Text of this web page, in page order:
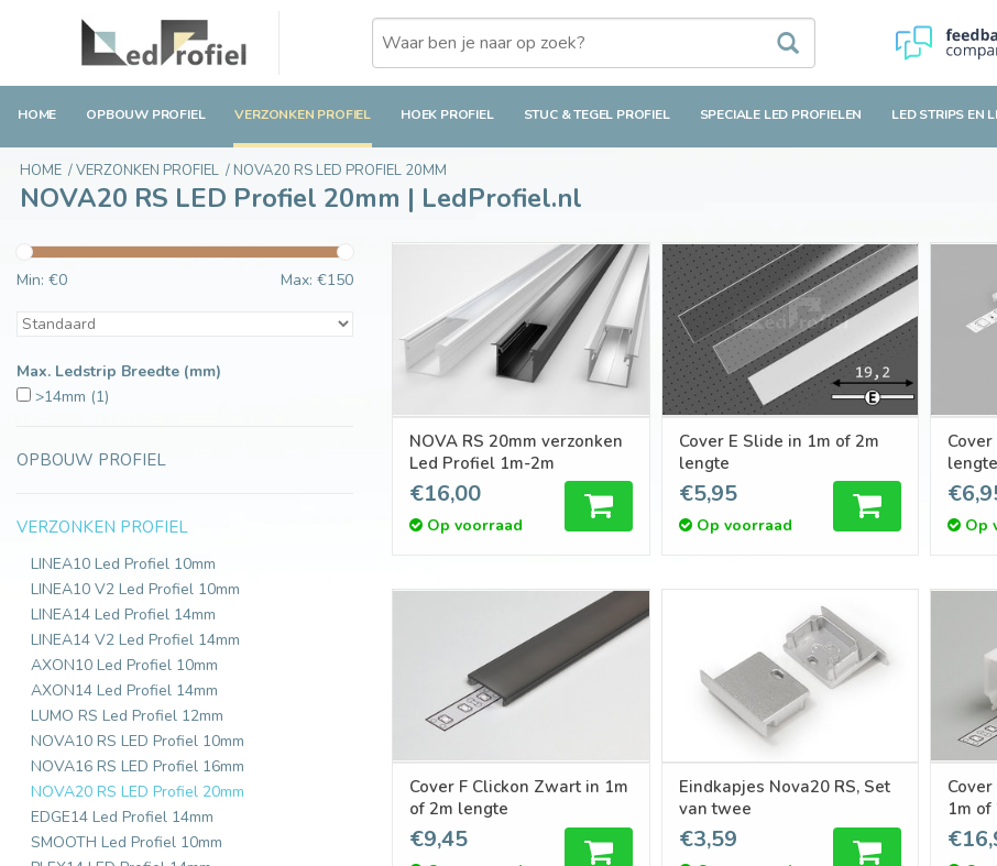
HOME OPBOUW PROFIEL VERZONKEN PROFIEL HOEK PROFIEL STUC & TEGEL PROFIEL SPECIALE LED PROFIELEN LED STRIPS EN
HOME /VERZONKEN PROFIEL / NOVA20 RS LED PROFIEL 20MM
NOVA20 RS LED Profiel 20mm | LedProfiel.nl
Min: €0 Max: €150
Max. Ledstrip Breedte (mm)
>14mm (1)
OPBOUW PROFIEL
VERZONKEN PROFIEL
LINEA10 Led Profiel 10mm
LINEA10 V2 Led Profiel 10mm
LINEA14 Led Profiel 14mm
LINEA14 V2 Led Profiel 14mm
AXON10 Led Profiel 10mm
AXON14 Led Profiel 14mm
LUMO RS Led Profiel 12mm
NOVA10 RS LED Profiel 10mm
NOVA16 RS LED Profiel 16mm
NOVA20 RS LED Profiel 20mm
EDGE14 Led Profiel 14mm
SMOOTH Led Profiel 10mm
NOVA RS 20mm verzonken
Led Profiel 1m-2m
€16,00
Op voorraad
Cover E Slide in 1m of 2m
lengte
€5,95
Op voorraad
lengte
Op
Cover F Clickon Zwart in 1m
of 2m lengte
€9,45
Eindkapjes Nova20 RS, Set
van twee
€3,59
1m